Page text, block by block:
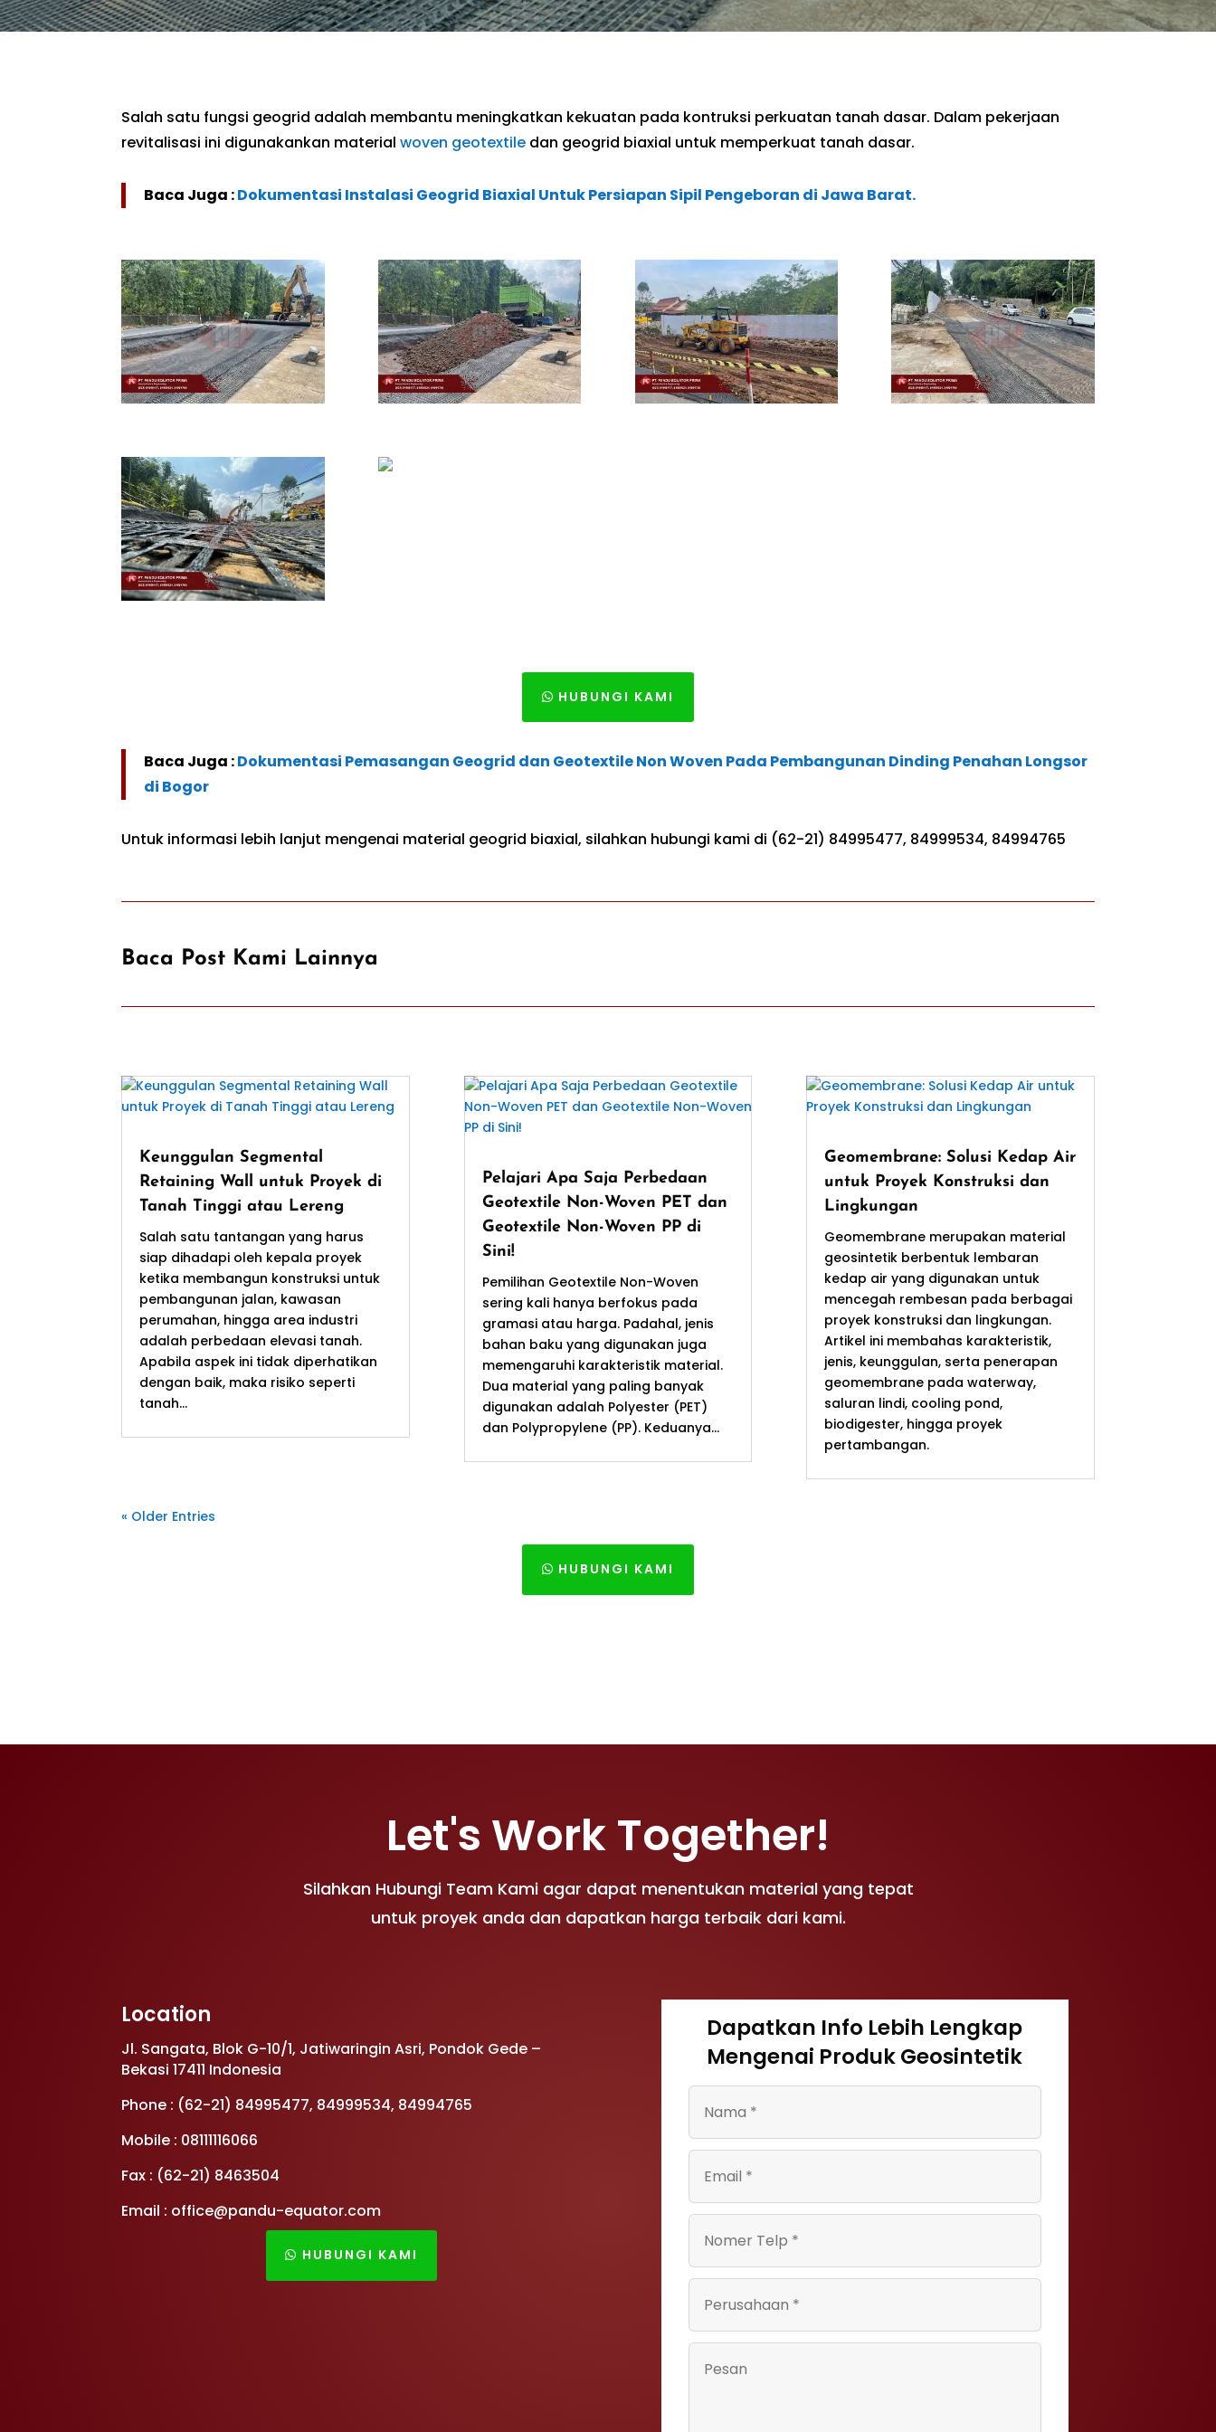
Salah satu fungsi geogrid adalah membantu meningkatkan kekuatan pada kontruksi perkuatan tanah dasar. Dalam pekerjaan
revitalisasi ini digunakankan materialwoven geotextile dan geogrid biaxial untuk memperkuat tanah dasar.
Baca Juga :Dokumentasi Instalasi Geogrid Biaxial Untuk Persiapan Sipil Pengeboran di Jawa Barat.
HUBUNGI KAMI
Baca Juga :Dokumentasi Pemasangan Geogrid dan Geotextile Non Woven Pada Pembangunan Dinding Penahan Longsor
di Bogor
Untuk informasi lebih lanjut mengenai material geogrid biaxial, silahkan hubungi kami di (62-21) 84995477, 84999534, 84994765
Baca Post Kami Lainnya
Keunggulan Segmental
Retaining Wall untuk Proyek di
Tanah Tinggi atau Lereng
Salah satu tantangan yang harus
siap dihadapi oleh kepala proyek
ketika membangun konstruksi untuk
pembangunan jalan, kawasan
perumahan, hingga area industri
adalah perbedaan elevasi tanah.
Apabila aspek ini tidak diperhatikan
dengan baik, maka risiko seperti
tanah...
Pelajari Apa Saja Perbedaan
Geotextile Non-Woven PET dan
Geotextile Non-Woven PP di
Sini!
Pemilihan Geotextile Non-Woven
sering kali hanya berfokus pada
gramasi atau harga. Padahal, jenis
bahan baku yang digunakan juga
memengaruhi karakteristik material.
Dua material yang paling banyak
digunakan adalah Polyester (PET)
dan Polypropylene (PP). Keduanya...
Geomembrane: Solusi Kedap Air
untuk Proyek Konstruksi dan
Lingkungan
Geomembrane merupakan material
geosintetik berbentuk lembaran
kedap air yang digunakan untuk
mencegah rembesan pada berbagai
proyek konstruksi dan lingkungan.
Artikel ini membahas karakteristik,
jenis, keunggulan, serta penerapan
geomembrane pada waterway,
saluran lindi, cooling pond,
biodigester, hingga proyek
pertambangan.
« Older Entries
HUBUNGI KAMI
Let's Work Together!
Silahkan Hubungi Team Kami agar dapat menentukan material yang tepat
untuk proyek anda dan dapatkan harga terbaik dari kami.
Location
Jl. Sangata, Blok G-10/1, Jatiwaringin Asri, Pondok Gede –
Bekasi 17411 Indonesia
Phone : (62-21) 84995477, 84999534, 84994765
Mobile : 08111116066
Fax : (62-21) 8463504
Email : office@pandu-equator.com
HUBUNGI KAMI
Dapatkan Info Lebih Lengkap
Mengenai Produk Geosintetik